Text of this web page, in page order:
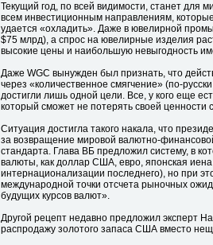
Текущий год, по всей видимости, станет для
всем инвестиционным направлениям,
удается «охладить». Даже в ювелирной
$75 млрд), а спрос на ювелирные изделия
высокие цены и наибольшую невыгодность
Даже WGC вынужден был признать, что
через «количественное смягчение» (по-
достигли лишь одной цели. Все, у кого еще
который сможет не потерять своей ценности
Ситуация достигла такого накала, что
за возвращение мировой валютно-
стандарта. Глава ВБ предложил систему, в
валюты, как доллар США, евро, японская
интернационализации последнего), но при
международной точки отсчета рыночных
будущих курсов валют».
Другой рецепт недавно предложил эксперт
распродажу золотого запаса США вместо